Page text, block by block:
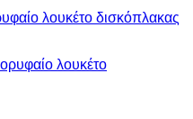
λουκέτο δισκόπλακας